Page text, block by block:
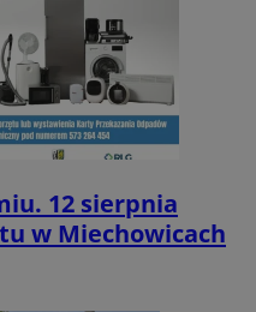
12 sierpnia
w Miechowicach